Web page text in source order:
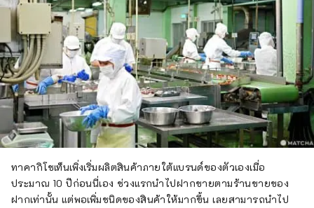
ทาคากิโชเท็นเพิ่งเริ่มผลิตสินค้าภายใต้แบรนด์ของตัวเองเมื่อ
ประมาณ 10 ปีก่อนนี่เอง ช่วงแรกนำไปฝากขายตามร้านขายของ
ฝากเท่านั้น แต่พอเพิ่มชนิดของสินค้าให้มากขึ้น เลยสามารถนำไป